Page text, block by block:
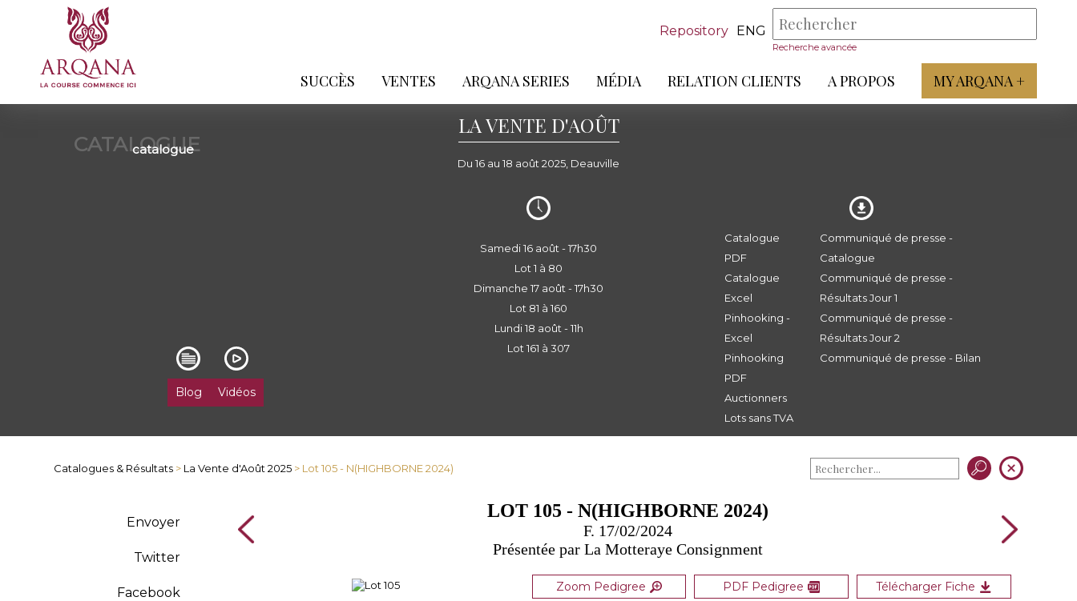
Repository ENG
Recherche avancée
SUCCÈS VENTES ARQANA SERIES MÉDIA RELATION CLIENTS A PROPOS MY ARQANA +
CATALOGUE
catalogue
LA VENTE D'AOÛT
Du 16 au 18 août 2025, Deauville
Blog Vidéos
Samedi 16 août - 17h30
Lot 1 à 80
Dimanche 17 août - 17h30
Lot 81 à 160
Lundi 18 août - 11h
Lot 161 à 307
Catalogue
PDF
Catalogue
Excel
Pinhooking -
Excel
Pinhooking
PDF
Auctionners
Lots sans TVA
Communiqué de presse -
Catalogue
Communiqué de presse -
Résultats Jour 1
Communiqué de presse -
Résultats Jour 2
Communiqué de presse - Bilan
Catalogues & Résultats > La Vente d'Août 2025 > Lot 105 - N(HIGHBORNE 2024)
Envoyer
Twitter
Facebook
LOT 105 - N(HIGHBORNE 2024)
F. 17/02/2024
Présentée par La Motteraye Consignment
Zoom Pedigree PDF Pedigree Télécharger Fiche